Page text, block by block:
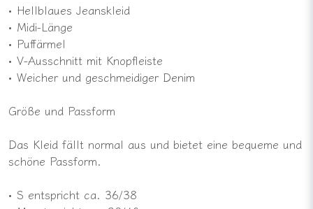
• Hellblaues Jeanskleid
• Midi-Länge
• Puffärmel
• V-Ausschnitt mit Knopfleiste
• Weicher und geschmeidiger Denim
Größe und Passform
Das Kleid fällt normal aus und bietet eine bequeme und
schöne Passform.
• S entspricht ca. 36/38